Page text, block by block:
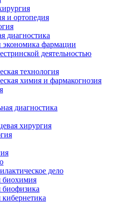
и ортопедия
диагностика
экономика фармации
деятельностью
технология
химия и фармакогнозия
диагностика
хирургия
дело
биохимия